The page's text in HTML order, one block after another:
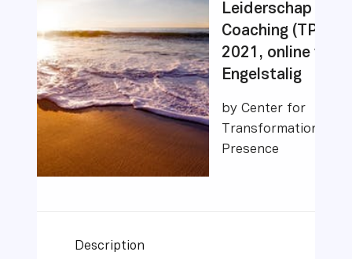
Leiderschap &
Coaching (TPLC)
2021, online
Engelstalig
by Center for
Transformational
Presence
Description